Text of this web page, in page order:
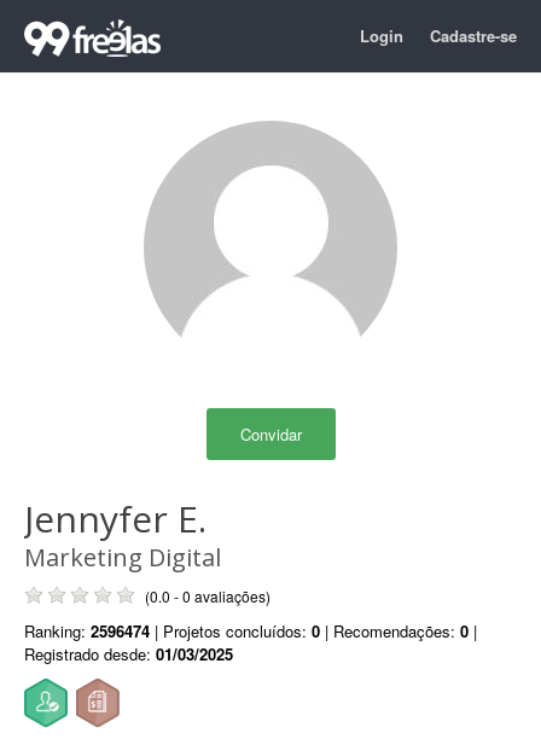
Login Cadastre-se
Convidar
Jennyfer E.
Marketing Digital
(0.0 - 0 avaliações)
Ranking: 2596474 | Projetos concluídos: 0 | Recomendações: 0 |
Registrado desde: 01/03/2025